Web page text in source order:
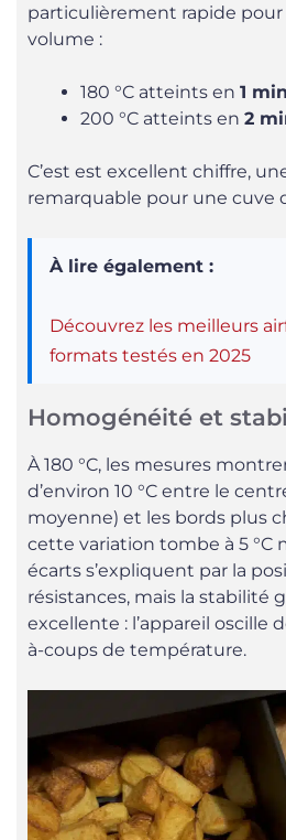
particulièrement rapide pour
volume :
180 °C atteints en 1
200 °C atteints en 2
C’est est excellent chiffre,
remarquable pour une cuve
À lire également :
Découvrez les meilleurs
formats testés en 2025
Homogénéité et
À 180 °C, les mesures
d’environ 10 °C entre le
moyenne) et les bords plus
cette variation tombe à 5 °C
écarts s’expliquent par la
résistances, mais la stabilité
excellente : l’appareil oscille
à-coups de température.